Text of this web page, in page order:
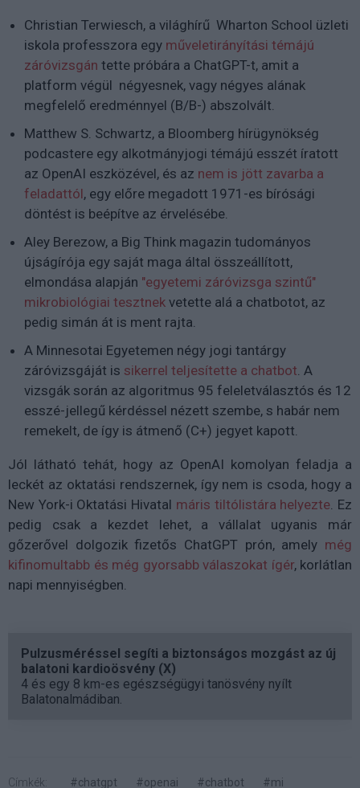
Christian Terwiesch, a világhírű Wharton School üzleti
iskola professzora egy műveletirányítási témájú
záróvizsgán tette próbára a ChatGPT-t, amit a
platform végül négyesnek, vagy négyes alának
megfelelő eredménnyel (B/B-) abszolvált.
Matthew S. Schwartz, a Bloomberg hírügynökség
podcastere egy alkotmányjogi témájú esszét íratott
az OpenAI eszközével, és az nem is jött zavarba a
feladattól, egy előre megadott 1971-es bírósági
döntést is beépítve az érvelésébe.
Aley Berezow, a Big Think magazin tudományos
újságírója egy saját maga által összeállított,
elmondása alapján "egyetemi záróvizsga szintű"
mikrobiológiai tesztnek vetette alá a chatbotot, az
pedig simán át is ment rajta.
A Minnesotai Egyetemen négy jogi tantárgy
záróvizsgáját is sikerrel teljesítette a chatbot. A
vizsgák során az algoritmus 95 feleletválasztós és 12
esszé-jellegű kérdéssel nézett szembe, s habár nem
remekelt, de így is átmenő (C+) jegyet kapott.
Jól látható tehát, hogy az OpenAI komolyan feladja a
leckét az oktatási rendszernek, így nem is csoda, hogy a
New York-i Oktatási Hivatal máris tiltólistára helyezte. Ez
pedig csak a kezdet lehet, a vállalat ugyanis már
gőzerővel dolgozik fizetős ChatGPT prón, amely még
kifinomultabb és még gyorsabb válaszokat ígér, korlátlan
napi mennyiségben.
Pulzusméréssel segíti a biztonságos mozgást az új
balatoni kardioösvény (X)
4 és egy 8 km-es egészségügyi tanösvény nyílt
Balatonalmádiban.
Címkék: #chatgpt #openai #chatbot
#mi